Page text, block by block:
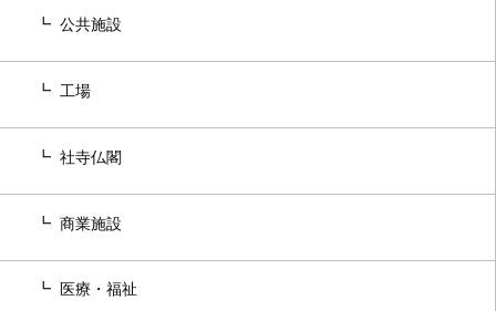
公共施設
工場
社寺仏閣
商業施設
医療・福祉